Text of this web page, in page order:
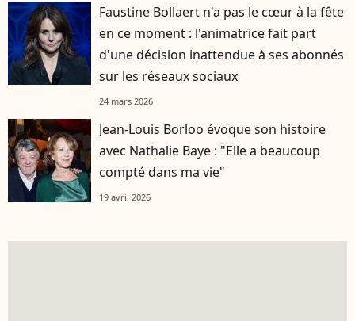
Faustine Bollaert n'a pas le cœur à la fête
en ce moment : l'animatrice fait part
d'une décision inattendue à ses abonnés
sur les réseaux sociaux
24 mars 2026
Jean-Louis Borloo évoque son histoire
avec Nathalie Baye : "Elle a beaucoup
compté dans ma vie"
19 avril 2026